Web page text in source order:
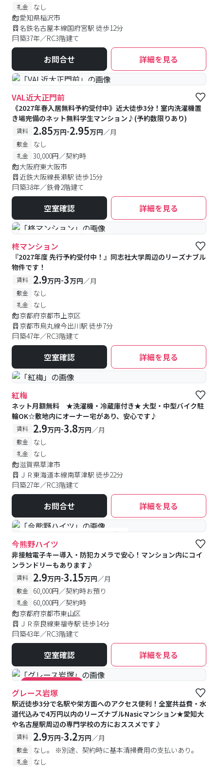
礼金
なし
愛知県稲沢市
名鉄名古屋本線国府宮駅 徒歩12分
築37年／RC3階建て
お問合せ 詳細を見る
#予約受付中 #空室待ち
VAL近大正門前
《2027年春入居無料予約受付中》近大徒歩3分！室内洗濯機置
き場完備のネット無料学生マンション♪(予約数限りあり)
賃料 2.85万円-2.95万円／月
敷金 なし
礼金
30,000円／契約時
大阪府東大阪市
近鉄大阪線長瀬駅 徒歩15分
築38年／鉄骨2階建て
空室確認 詳細を見る
#予約受付中 #空室待ち
柊マンション
『2027年度 先行予約受付中！』同志社大学周辺のリーズナブル
物件です！
賃料 2.9万円-3万円／月
敷金 なし
礼金
なし
京都府京都市上京区
京都市烏丸線今出川駅 徒歩7分
築47年／RC3階建て
空室確認 詳細を見る
紅梅
ネット月額無料 ★洗濯機・冷蔵庫付き★ 大型・中型バイク駐
輪OK☆敷地内にオーナー宅があり、安心です♪
賃料 2.9万円-3.8万円／月
敷金 なし
礼金
なし
滋賀県草津市
ＪＲ東海道本線南草津駅 徒歩22分
築27年／RC3階建て
お問合せ 詳細を見る
#女性専用 #予約受付中 #空室待ち
今熊野ハイツ
非接触電子キー導入・防犯カメラで安心！マンション内にコイ
ンランドリーもあります♪
賃料 2.9万円-3.15万円／月
敷金 60,000円／契約時お預り
礼金
60,000円／契約時
京都府京都市東山区
ＪＲ奈良線東福寺駅 徒歩14分
築43年／RC3階建て
空室確認 詳細を見る
#キャンペーン実施中
グレース岩塚
駅近徒歩3分で名駅や栄方面へのアクセス便利！全室共益費・水
道代込みで4万円以内のリーズナブルNasicマンション★愛知大
や名古屋駅周辺の専門学校の方におススメです♪
賃料 2.9万円-3.2万円／月
敷金 なし。 ※別途、契約時に基本清掃費用の支払いあり。
礼金
なし